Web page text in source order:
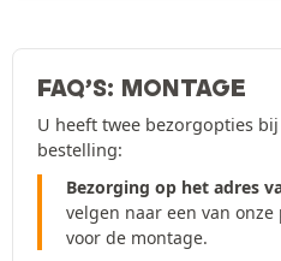
FAQ’S: MONTAGE
U heeft twee bezorgopties
bestelling:
Bezorging op het adres
velgen naar een van
voor de montage.